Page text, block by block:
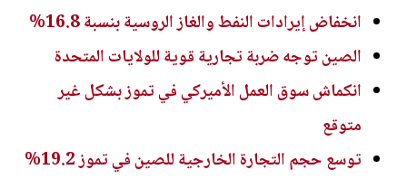
انخفاض إيرادات النفط والغاز الروسية بنسبة 16.8%
الصين توجه ضربة تجارية قوية للولايات المتحدة
انكماش سوق العمل الأميركي في تموز بشكل غير
متوقع
توسع حجم التجارة الخارجية للصين في تموز 19.2%